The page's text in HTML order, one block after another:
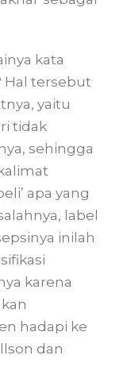
kata
Hal tersebut
yaitu
tidak
sehingga
apa yang
label
inilah
karena
hadapi ke
dan